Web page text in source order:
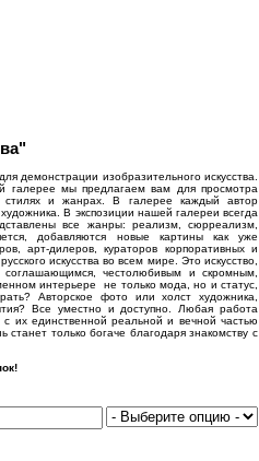
демонстрации изобразительного искусства.
галерее мы предлагаем вам для просмотра
стилях и жанрах. В галерее каждый автор
В экспозиции нашей галереи всегда
все жанры: реализм, сюрреализм,
добавляются новые картины как уже
арт-дилеров, кураторов корпоративных и
искусства во всем мире. Это искусство,
честолюбивым и скромным,
интерьере не только мода, но и статус,
Авторское фото или холст художника,
Все уместно и доступно. Любая работа
их единственной реальной и вечной частью
только богаче благодаря знакомству с